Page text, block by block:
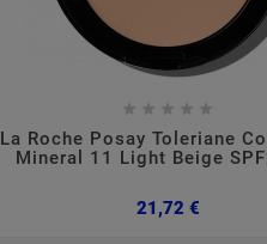
    
La Roche Posay Toleriane
Mineral 11 Light Beige
21,72 €Preço